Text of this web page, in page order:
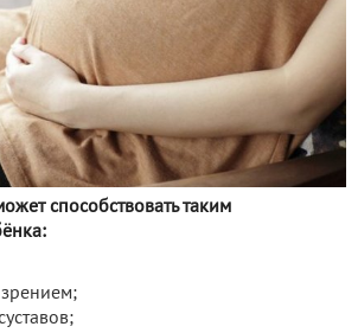
способствовать таким